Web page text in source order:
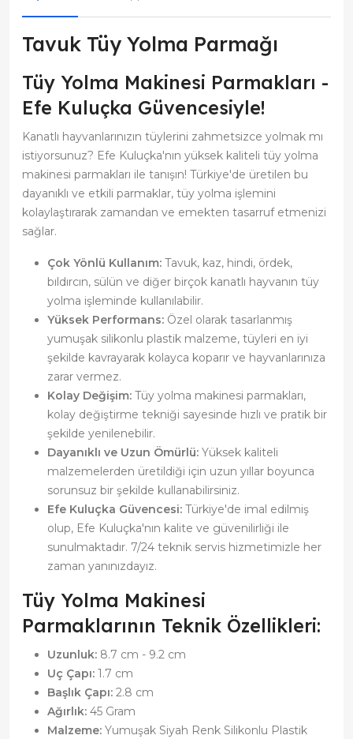
Tavuk Tüy Yolma Parmağı
Tüy Yolma Makinesi Parmakları -
Efe Kuluçka Güvencesiyle!
Kanatlı hayvanlarınızın tüylerini zahmetsizce yolmak mı
istiyorsunuz? Efe Kuluçka'nın yüksek kaliteli tüy yolma
makinesi parmakları ile tanışın! Türkiye'de üretilen bu
dayanıklı ve etkili parmaklar, tüy yolma işlemini
kolaylaştırarak zamandan ve emekten tasarruf etmenizi
sağlar.
Çok Yönlü Kullanım: Tavuk, kaz, hindi, ördek,
bıldırcın, sülün ve diğer birçok kanatlı hayvanın tüy
yolma işleminde kullanılabilir.
Yüksek Performans: Özel olarak tasarlanmış
yumuşak silikonlu plastik malzeme, tüyleri en iyi
şekilde kavrayarak kolayca koparır ve hayvanlarınıza
zarar vermez.
Kolay Değişim: Tüy yolma makinesi parmakları,
kolay değiştirme tekniği sayesinde hızlı ve pratik bir
şekilde yenilenebilir.
Dayanıklı ve Uzun Ömürlü: Yüksek kaliteli
malzemelerden üretildiği için uzun yıllar boyunca
sorunsuz bir şekilde kullanabilirsiniz.
Efe Kuluçka Güvencesi: Türkiye'de imal edilmiş
olup, Efe Kuluçka'nın kalite ve güvenilirliği ile
sunulmaktadır. 7/24 teknik servis hizmetimizle her
zaman yanınızdayız.
Tüy Yolma Makinesi
Parmaklarının Teknik Özellikleri:
Uzunluk: 8.7 cm - 9.2 cm
Uç Çapı: 1.7 cm
Başlık Çapı: 2.8 cm
Ağırlık: 45 Gram
Malzeme: Yumuşak Siyah Renk Silikonlu Plastik